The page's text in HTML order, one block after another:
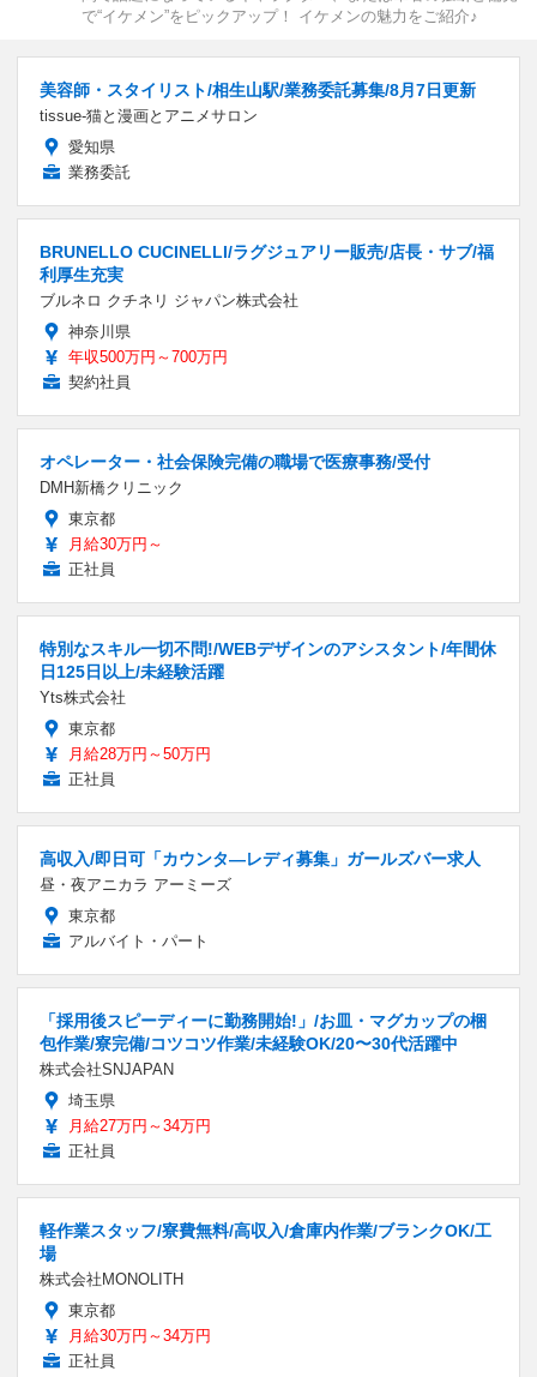
で“イケメン”をピックアップ！ イケメンの魅力をご紹介♪
美容師・スタイリスト/相生山駅/業務委託募集/8月7日更新
tissue-猫と漫画とアニメサロン
愛知県
業務委託
BRUNELLO CUCINELLI/ラグジュアリー販売/店長・サブ/福
利厚生充実
ブルネロ クチネリ ジャパン株式会社
神奈川県
年収500万円～700万円
契約社員
オペレーター・社会保険完備の職場で医療事務/受付
DMH新橋クリニック
東京都
月給30万円～
正社員
特別なスキル一切不問!/WEBデザインのアシスタント/年間休
日125日以上/未経験活躍
Yts株式会社
東京都
月給28万円～50万円
正社員
高収入/即日可「カウンタ―レディ募集」ガールズバー求人
昼・夜アニカラ アーミーズ
東京都
アルバイト・パート
「採用後スピーディーに勤務開始!」/お皿・マグカップの梱
包作業/寮完備/コツコツ作業/未経験OK/20〜30代活躍中
株式会社SNJAPAN
埼玉県
月給27万円～34万円
正社員
軽作業スタッフ/寮費無料/高収入/倉庫内作業/ブランクOK/工
場
株式会社MONOLITH
東京都
月給30万円～34万円
正社員